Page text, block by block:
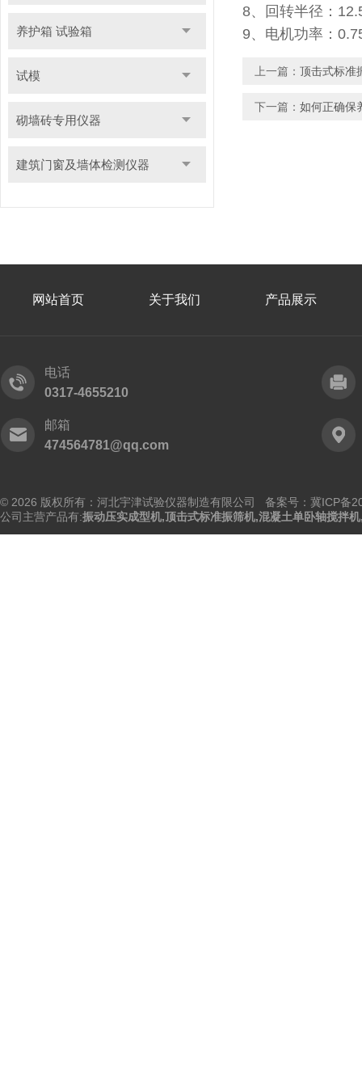
养护箱 试验箱
试模
砌墙砖专用仪器
建筑门窗及墙体检测仪器
8、回转半径：
9、电机功率：
上一篇： 顶击式标准
下一篇： 如何正确保
网站首页 关于我们 产品展示
电话
0317-4655210
邮箱
474564781@qq.com
© 2026 版权所有：河北宇津试验仪器制造有限公司 备案号：冀ICP备
公司主营产品有:振动压实成型机,顶击式标准振筛机,混凝土单卧轴搅拌机